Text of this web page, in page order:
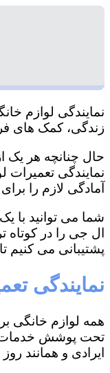
نمایندگی لوازم
زندگی، کمک های فراوانی ارائه
حال چنانچه هر یک
نمایندگی تعمیرات
آمادگی لازم را
شما می توانید با
ال جی را در
پشتیبانی می کنیم
نمایندگی
همه لوازم خانگی
تحت پوشش خدمات
ایرادی و همانند